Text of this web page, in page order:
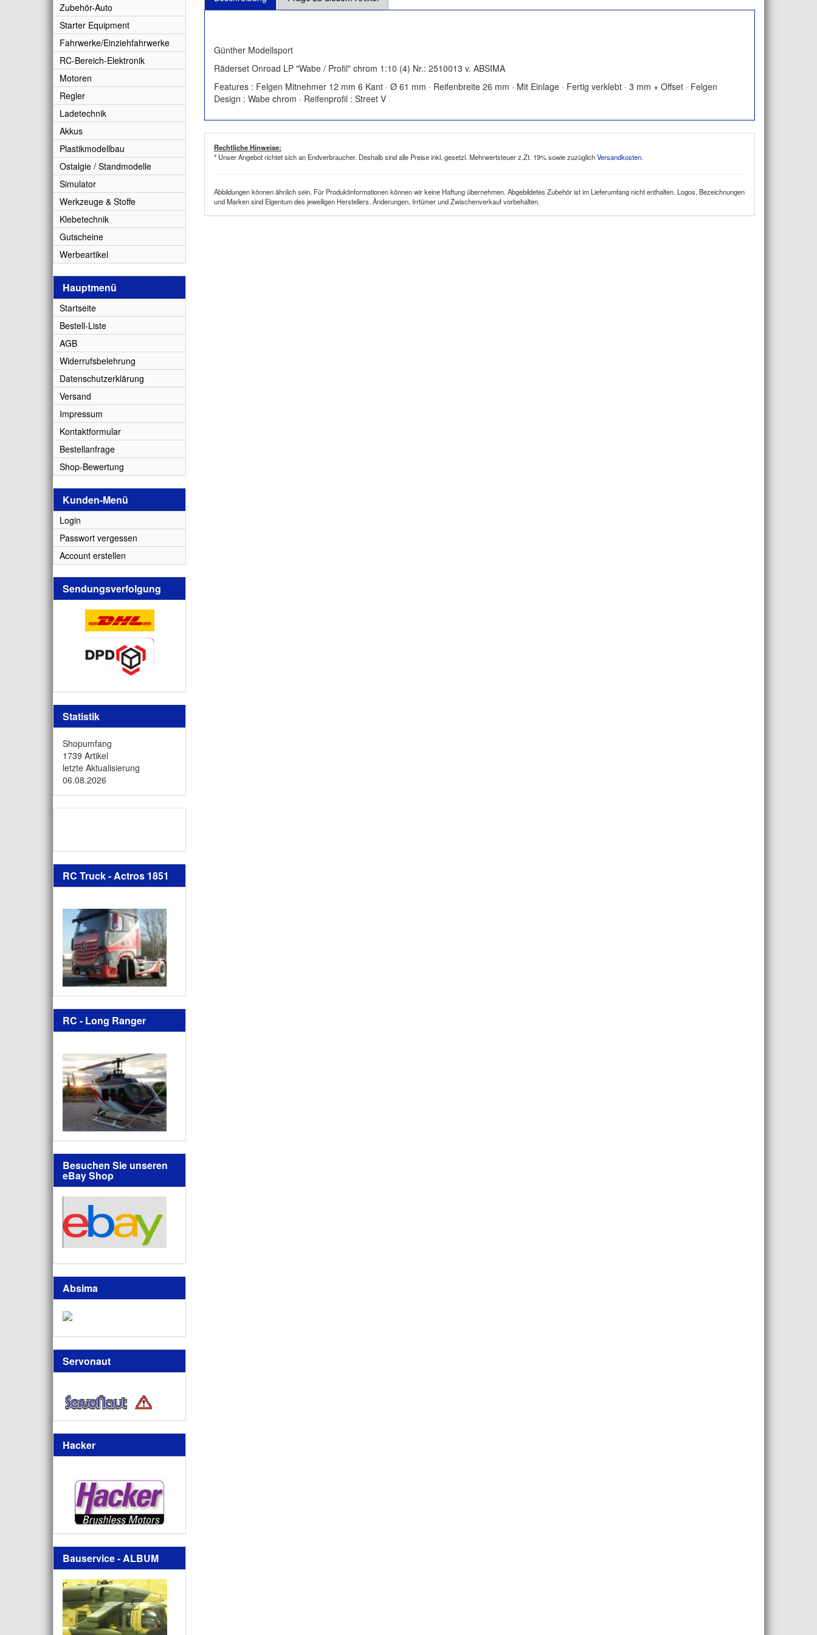
Günther Modellsport
Räderset Onroad LP "Wabe / Profil" chrom 1:10 (4) Nr.: 2510013 v. ABSIMA
Features : Felgen Mitnehmer 12 mm 6 Kant · Ø 61 mm · Reifenbreite 26 mm · Mit Einlage · Fertig verklebt · 3 mm + Offset · Felgen
Design : Wabe chrom · Reifenprofil : Street V
Rechtliche Hinweise:
* Unser Angebot richtet sich an Endverbraucher. Deshalb sind alle Preise inkl. gesetzl. Mehrwertsteuer z.Zt. 19% sowie zuzüglichVersandkosten.
Abbildungen können ähnlich sein. Für Produktinformationen können wir keine Haftung übernehmen. Abgebildetes Zubehör ist im Lieferumfang nicht enthalten. Logos, Bezeichnungen
und Marken sind Eigentum des jeweiligen Herstellers. Änderungen, Irrtümer und Zwischenverkauf vorbehalten.
Zubehör-Auto
Starter Equipment
Fahrwerke/Einziehfahrwerke
RC-Bereich-Elektronik
Motoren
Regler
Ladetechnik
Akkus
Plastikmodellbau
Ostalgie / Standmodelle
Simulator
Werkzeuge & Stoffe
Klebetechnik
Gutscheine
Werbeartikel
Hauptmenü
Startseite
Bestell-Liste
AGB
Widerrufsbelehrung
Datenschutzerklärung
Versand
Impressum
Kontaktformular
Bestellanfrage
Shop-Bewertung
Kunden-Menü
Login
Passwort vergessen
Account erstellen
Sendungsverfolgung
Statistik
Shopumfang
1739 Artikel
letzte Aktualisierung
06.08.2026
RC Truck - Actros 1851
RC - Long Ranger
Besuchen Sie unseren
eBay Shop
Absima
Servonaut
Hacker
Bauservice - ALBUM